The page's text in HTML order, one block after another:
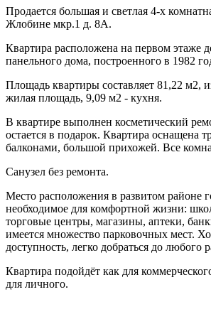
Продается большая и светлая 4-х
Жлобине мкр.1 д. 8А.
Квартира расположена на первом этаже
панельного дома, построенного в 1982
Площадь квартиры составляет 81,22 м2,
жилая площадь, 9,09 м2 - кухня.
В квартире выполнен косметический
остается в подарок. Квартира оснащена
балконами, большой прихожей. Все
Санузел без ремонта.
Место расположения в развитом районе
необходимое для комфортной жизни:
торговые центры, магазины, аптеки,
имеется множество парковочных мест.
доступность, легко добраться до любого
Квартира подойдёт как для
для личного.